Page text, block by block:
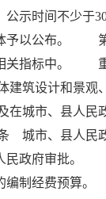
公示时间不少
体予以公布。
关指标中。
设计和景观
市、县人民
市、县人民
人民政府审批
的编制经费预